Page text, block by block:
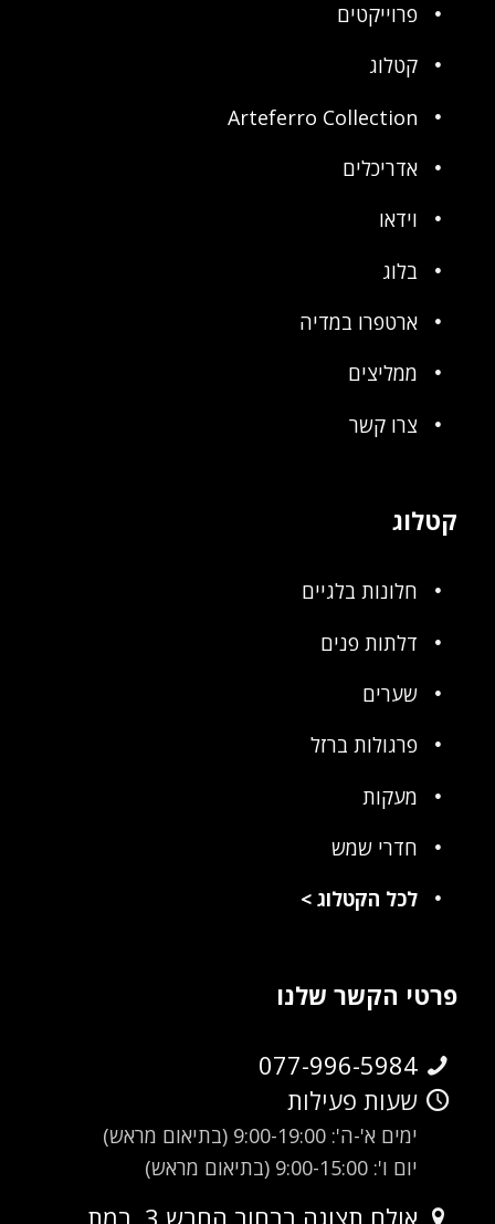
פרוייקטים
קטלוג
Arteferro Collection
אדריכלים
וידאו
בלוג
ארטפרו במדיה
ממליצים
צרו קשר
קטלוג
חלונות בלגיים
דלתות פנים
שערים
פרגולות ברזל
מעקות
חדרי שמש
לכל הקטלוג>
פרטי הקשר שלנו
077-996-5984
שעות פעילות
ימים א'-ה': 9:00-19:00 (בתיאום מראש)
יום ו': 9:00-15:00 (בתיאום מראש)